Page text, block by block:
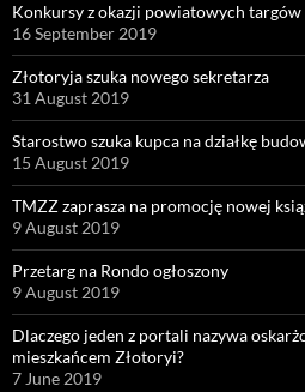
Konkursy z okazji powiatowych
16 September 2019
Złotoryja szuka nowego sekretarza
31 August 2019
Starostwo szuka kupca na działkę
15 August 2019
TMZZ zaprasza na promocję nowej
9 August 2019
Przetarg na Rondo ogłoszony
9 August 2019
Dlaczego jeden z portali nazywa
mieszkańcem Złotoryi?
7 June 2019